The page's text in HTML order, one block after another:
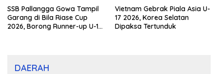
SSB Pallangga Gowa Tampil
Garang di Bila Riase Cup
2026, Borong Runner-up U-10
Vietnam Gebrak Piala Asia U-
17 2026, Korea Selatan
Dipaksa Tertunduk
DAERAH